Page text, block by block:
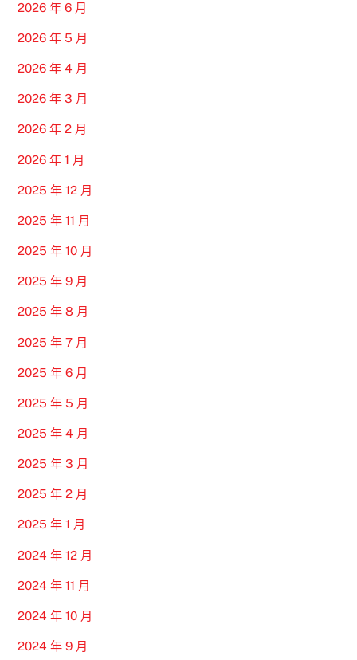
2026 年 6 月
2026 年 5 月
2026 年 4 月
2026 年 3 月
2026 年 2 月
2026 年 1 月
2025 年 12 月
2025 年 11 月
2025 年 10 月
2025 年 9 月
2025 年 8 月
2025 年 7 月
2025 年 6 月
2025 年 5 月
2025 年 4 月
2025 年 3 月
2025 年 2 月
2025 年 1 月
2024 年 12 月
2024 年 11 月
2024 年 10 月
2024 年 9 月